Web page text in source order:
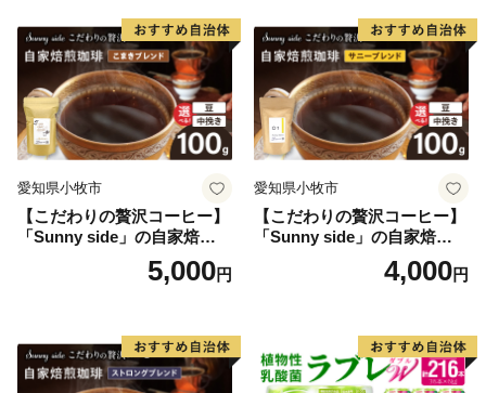
愛知県小牧市
【こだわりの贅沢コーヒー】
「Sunny side」の自家焙煎珈
琲こまきブレンド（100g）
5,000円
愛知県小牧市
【こだわりの贅沢コーヒー】
「Sunny side」の自家焙煎珈
琲サニーブレンド（100g）
4,000円